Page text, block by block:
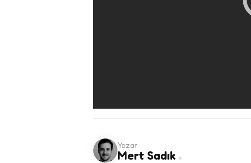
Yazar
Mert Sadık